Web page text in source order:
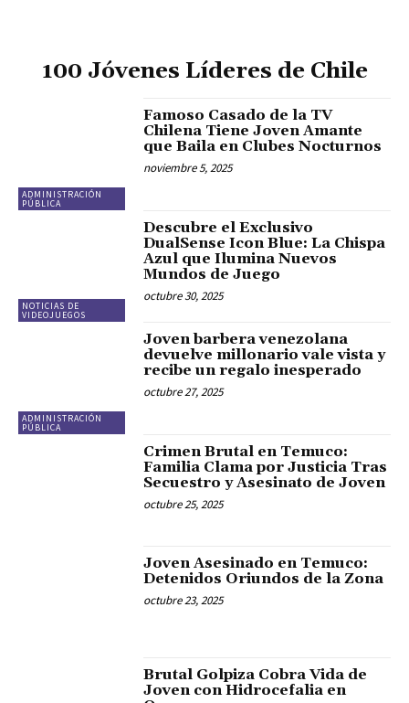
100 Jóvenes Líderes de Chile
ADMINISTRACIÓN
PÚBLICA
Famoso Casado de la TV
Chilena Tiene Joven Amante
que Baila en Clubes Nocturnos
noviembre 5, 2025
NOTICIAS DE
VIDEOJUEGOS
Descubre el Exclusivo
DualSense Icon Blue: La Chispa
Azul que Ilumina Nuevos
Mundos de Juego
octubre 30, 2025
ADMINISTRACIÓN
PÚBLICA
Joven barbera venezolana
devuelve millonario vale vista y
recibe un regalo inesperado
octubre 27, 2025
Crimen Brutal en Temuco:
Familia Clama por Justicia Tras
Secuestro y Asesinato de Joven
octubre 25, 2025
Joven Asesinado en Temuco:
Detenidos Oriundos de la Zona
octubre 23, 2025
Brutal Golpiza Cobra Vida de
Joven con Hidrocefalia en